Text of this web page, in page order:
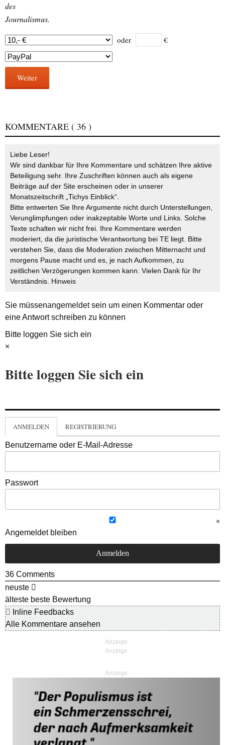
des
Journalismus.
oder €
Weiter
KOMMENTARE ( 36 )
Liebe Leser!
Wir sind dankbar für Ihre Kommentare und schätzen Ihre aktive
Beteiligung sehr. Ihre Zuschriften können auch als eigene
Beiträge auf der Site erscheinen oder in unserer
Monatszeitschrift „Tichys Einblick“.
Bitte entwerten Sie Ihre Argumente nicht durch Unterstellungen,
Verunglimpfungen oder inakzeptable Worte und Links. Solche
Texte schalten wir nicht frei. Ihre Kommentare werden
moderiert, da die juristische Verantwortung bei TE liegt. Bitte
verstehen Sie, dass die Moderation zwischen Mitternacht und
morgens Pause macht und es, je nach Aufkommen, zu
zeitlichen Verzögerungen kommen kann. Vielen Dank für Ihr
Verständnis. Hinweis
Sie müssenangemeldetsein um einen Kommentar oder
eine Antwort schreiben zu können
Bitte loggen Sie sich ein
×
Bitte loggen Sie sich ein
ANMELDEN REGISTRIERUNG
Benutzername oder E-Mail-Adresse
Passwort
Angemeldet bleiben
36 Comments
neuste
älteste beste Bewertung
Inline Feedbacks
Alle Kommentare ansehen
Anzeige